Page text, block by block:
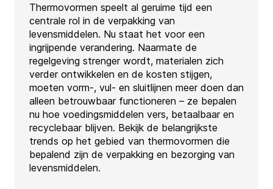
Thermovormen speelt al geruime tijd een
centrale rol in de verpakking van
levensmiddelen. Nu staat het voor een
ingrijpende verandering. Naarmate de
regelgeving strenger wordt, materialen zich
verder ontwikkelen en de kosten stijgen,
moeten vorm-, vul- en sluitlijnen meer doen dan
alleen betrouwbaar functioneren – ze bepalen
nu hoe voedingsmiddelen vers, betaalbaar en
recyclebaar blijven. Bekijk de belangrijkste
trends op het gebied van thermovormen die
bepalend zijn de verpakking en bezorging van
levensmiddelen.